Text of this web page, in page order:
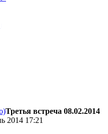
Третья встреча 08.02.2014
2014 17:21